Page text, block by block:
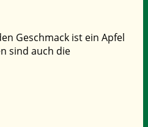
Geschmack ist ein Apfel
sind auch die